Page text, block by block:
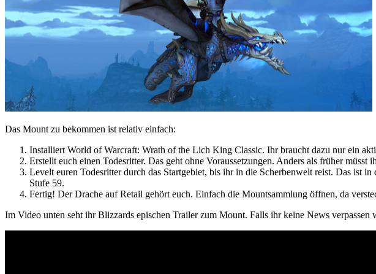
Das Mount zu bekommen ist relativ einfach:
Installiert World of Warcraft: Wrath of the Lich King Classic. Ihr braucht dazu nur ein
Erstellt euch einen Todesritter. Das geht ohne Voraussetzungen. Anders als früher
Levelt euren Todesritter durch das Startgebiet, bis ihr in die Scherbenwelt reist. Das ist
Stufe 59.
Fertig! Der Drache auf Retail gehört euch. Einfach die Mountsammlung öffnen, da
Im Video unten seht ihr Blizzards epischen Trailer zum Mount. Falls ihr keine News